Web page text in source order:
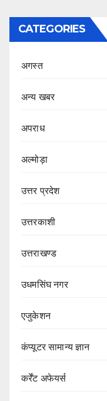
CATEGORIES
अगस्त
अन्य खबर
अपराध
अल्मोड़ा
उत्तर प्रदेश
उत्तरकाशी
उत्तराखण्ड
उधमसिंघ नगर
एजुकेशन
कंप्यूटर सामान्य ज्ञान
कर्रेंट अफेयर्स